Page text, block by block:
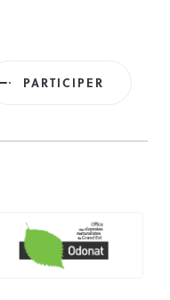
PARTICIPER